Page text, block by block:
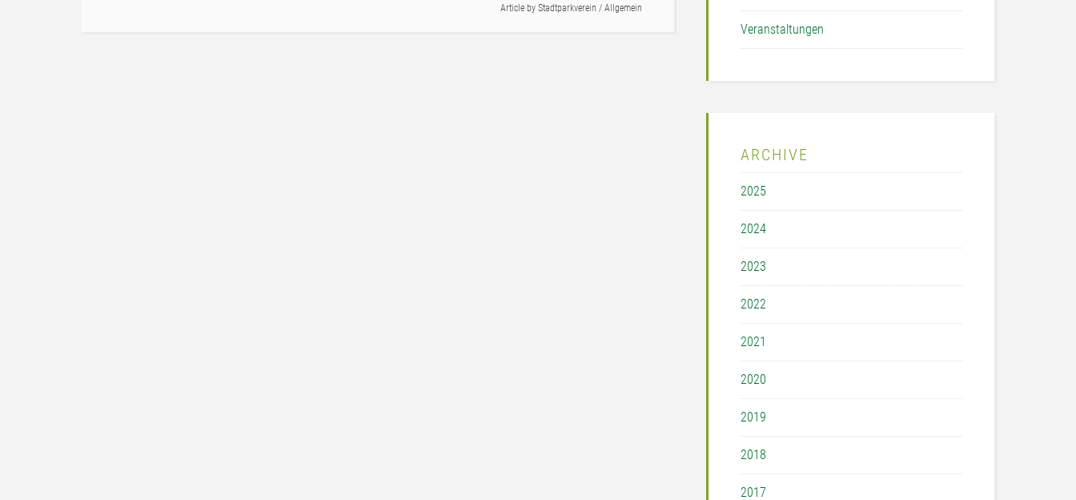
Article by Stadtparkverein / Allgemein
Veranstaltungen
ARCHIVE
2025
2024
2023
2022
2021
2020
2019
2018
2017